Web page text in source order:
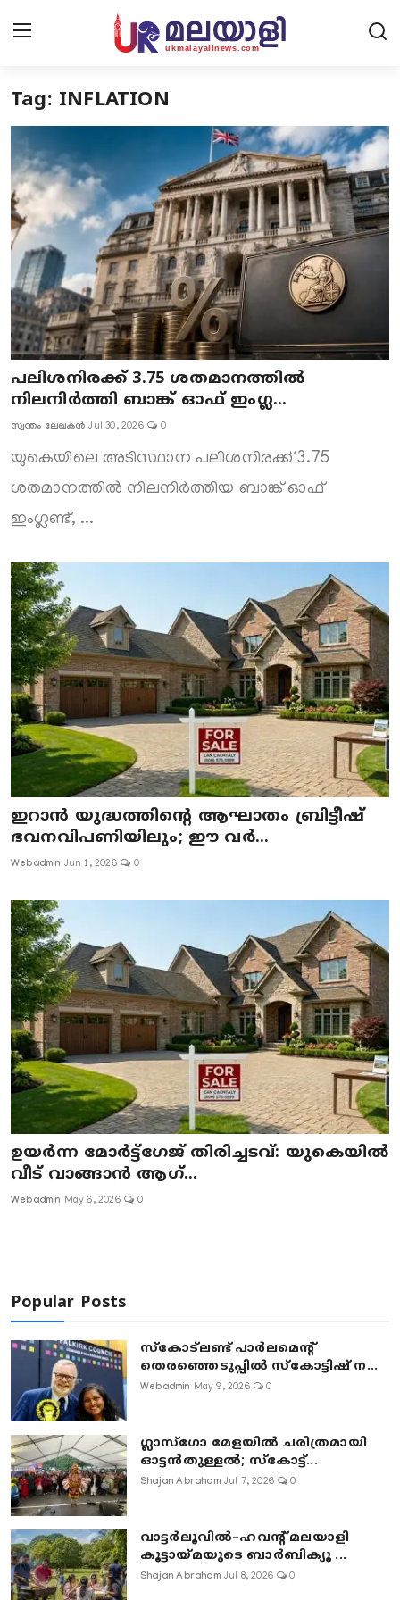
Home
Contact Us
UK News
Europe News
National
Kerala News
Gulf News
Sports
World
Entertainment
Street of Thoughts
Videos
English
Tag: INFLATION
പലിശനിരക്ക് 3.75 ശതമാനത്തിൽ
നിലനിർത്തി ബാങ്ക് ഓഫ് ഇംഗ്ല...
സ്വന്തം ലേഖകൻ Jul 30, 2026 0
യുകെയിലെ അടിസ്ഥാന പലിശനിരക്ക് 3.75
ശതമാനത്തിൽ നിലനിർത്തിയ ബാങ്ക് ഓഫ്
ഇംഗ്ലണ്ട്, ...
ഇറാൻ യുദ്ധത്തിന്റെ ആഘാതം ബ്രിട്ടീഷ്
ഭവനവിപണിയിലും; ഈ വർ...
Webadmin Jun 1, 2026 0
ഉയർന്ന മോർട്ട്ഗേജ് തിരിച്ചടവ്: യുകെയിൽ
വീട് വാങ്ങാൻ ആഗ്...
Webadmin May 6, 2026 0
Popular Posts
സ്കോട്ലണ്ട് പാർലമെന്റ്
തെരഞ്ഞെടുപ്പിൽ സ്കോട്ടിഷ് ന...
Webadmin May 9, 2026 0
ഗ്ലാസ്‌ഗോ മേളയിൽ ചരിത്രമായി
ഓട്ടൻതുള്ളൽ; സ്‌കോട്ട്...
Shajan Abraham Jul 7, 2026 0
വാട്ടർലൂവിൽ–ഹവന്റ് മലയാളി
കൂട്ടായ്മയുടെ ബാർബിക്യൂ ...
Shajan Abraham Jul 8, 2026 0